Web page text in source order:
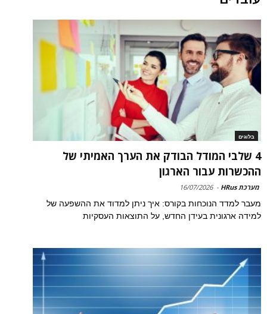
בלוגים
4 שלבי המודל הבודק את הערך האמיתי של
ההכשרות עבור הארגון
מערכת HRus -
16/07/2026
מעבר למדד הנוכחות בקורס: איך ניתן למדוד את ההשפעה של
למידה ארגונית בעידן החדש, על התוצאות העסקיות